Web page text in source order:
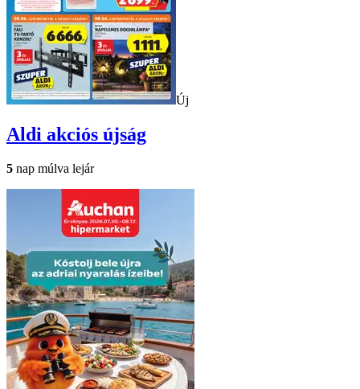
Új
Aldi akciós újság
5 nap múlva lejár